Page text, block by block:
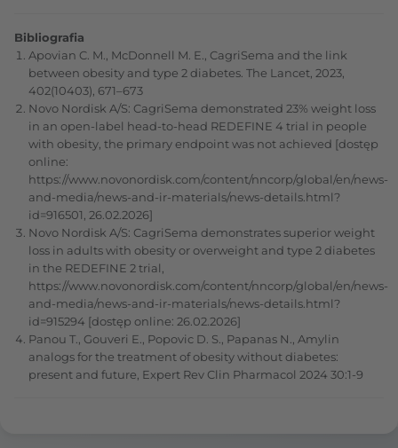
Bibliografia
Apovian C. M., McDonnell M. E., CagriSema and the link
between obesity and type 2 diabetes. The Lancet, 2023,
402(10403), 671–673
Novo Nordisk A/S: CagriSema demonstrated 23% weight loss
in an open-label head-to-head REDEFINE 4 trial in people
with obesity, the primary endpoint was not achieved [dostęp
online:
https://www.novonordisk.com/content/nncorp/global/en/news-
and-media/news-and-ir-materials/news-details.html?
id=916501, 26.02.2026]
Novo Nordisk A/S: CagriSema demonstrates superior weight
loss in adults with obesity or overweight and type 2 diabetes
in the REDEFINE 2 trial,
https://www.novonordisk.com/content/nncorp/global/en/news-
and-media/news-and-ir-materials/news-details.html?
id=915294 [dostęp online: 26.02.2026]
Panou T., Gouveri E., Popovic D. S., Papanas N., Amylin
analogs for the treatment of obesity without diabetes:
present and future, Expert Rev Clin Pharmacol 2024 30:1-9